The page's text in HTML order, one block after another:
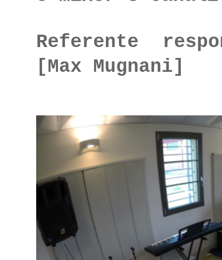
Referente
[Max Mugnani]